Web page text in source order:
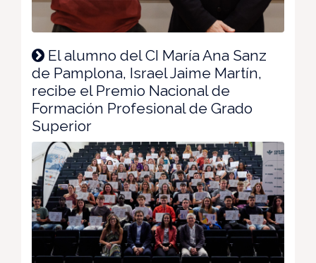
El alumno del CI María Ana Sanz
de Pamplona, Israel Jaime Martín,
recibe el Premio Nacional de
Formación Profesional de Grado
Superior